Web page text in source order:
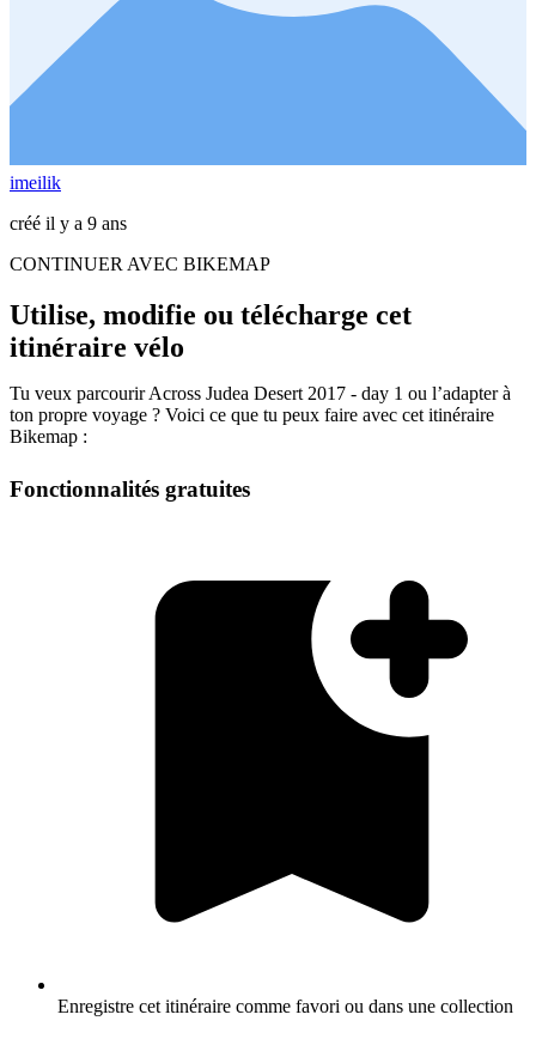
imeilik
créé il y a 9 ans
CONTINUER AVEC BIKEMAP
Utilise, modifie ou télécharge cet
itinéraire vélo
Tu veux parcourir Across Judea Desert 2017 - day 1 ou l’adapter à
ton propre voyage ? Voici ce que tu peux faire avec cet itinéraire
Bikemap :
Fonctionnalités gratuites
Enregistre cet itinéraire comme favori ou dans une collection